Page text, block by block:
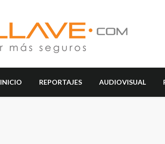
INICIO REPORTAJES AUDIOVISUAL